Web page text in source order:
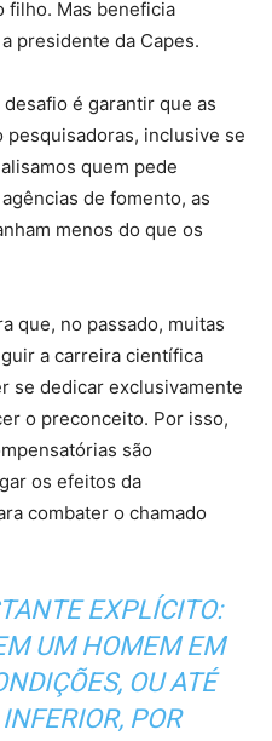
filho. Mas beneficia
presidente da Capes.
é garantir que as
pesquisadoras, inclusive se
quem pede
de fomento, as
menos do que os
que, no passado, muitas
a carreira científica
se dedicar exclusivamente
o preconceito. Por isso,
são
os efeitos da
combater o chamado
EXPLÍCITO:
UM HOMEM EM
OU ATÉ
POR